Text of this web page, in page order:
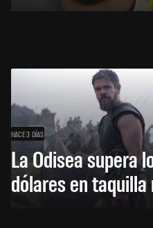
HACE 3 DÍAS
La Odisea supera
dólares en taquilla